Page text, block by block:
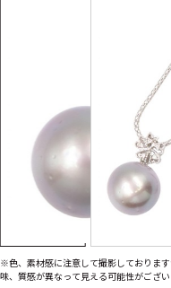
※色、素材感に注意して撮影しておりま
味、質感が異なって見える可能性がござい